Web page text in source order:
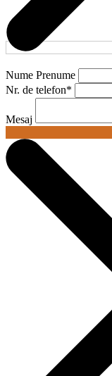
Nume Prenume
Nr. de telefon*
Mesaj